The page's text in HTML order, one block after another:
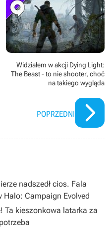
Widziałem w akcji Dying Light:
The Beast - to nie shooter, choć
na takiego wygląda
POPRZEDNI
nadszedł cios. Fala
Halo: Campaign Evolved
Ta kieszonkowa latarka za